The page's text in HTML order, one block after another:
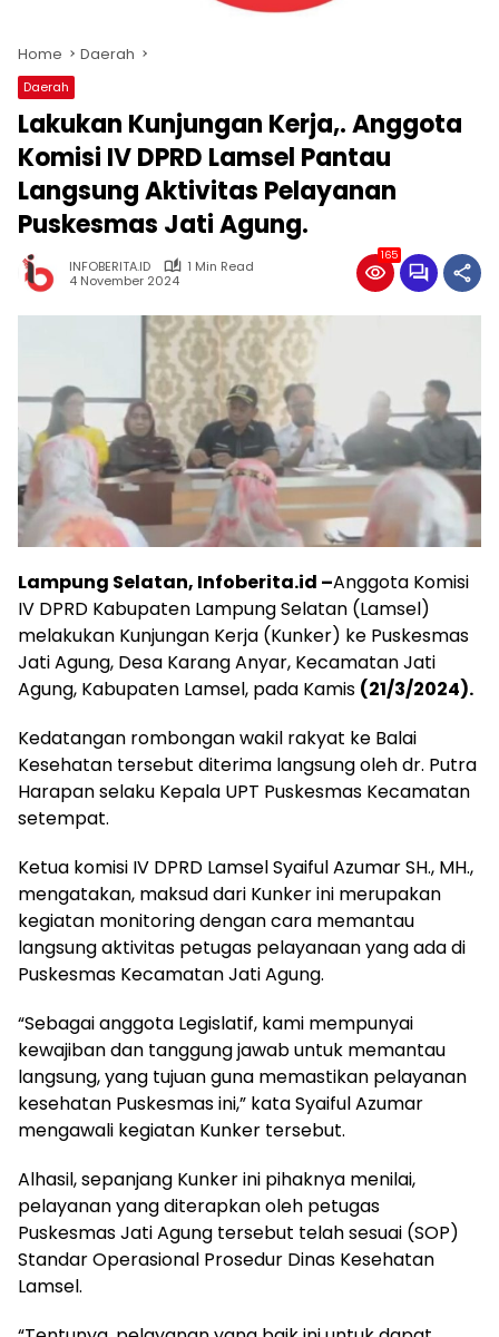
Home Daerah
Daerah
Lakukan Kunjungan Kerja,. Anggota
Komisi IV DPRD Lamsel Pantau
Langsung Aktivitas Pelayanan
Puskesmas Jati Agung.
INFOBERITA.ID
1 Min Read
4 November 2024
165
Lampung Selatan, Infoberita.id –Anggota Komisi
IV DPRD Kabupaten Lampung Selatan (Lamsel)
melakukan Kunjungan Kerja (Kunker) ke Puskesmas
Jati Agung, Desa Karang Anyar, Kecamatan Jati
Agung, Kabupaten Lamsel, pada Kamis (21/3/2024).
Kedatangan rombongan wakil rakyat ke Balai
Kesehatan tersebut diterima langsung oleh dr. Putra
Harapan selaku Kepala UPT Puskesmas Kecamatan
setempat.
Ketua komisi IV DPRD Lamsel Syaiful Azumar SH., MH.,
mengatakan, maksud dari Kunker ini merupakan
kegiatan monitoring dengan cara memantau
langsung aktivitas petugas pelayanaan yang ada di
Puskesmas Kecamatan Jati Agung.
“Sebagai anggota Legislatif, kami mempunyai
kewajiban dan tanggung jawab untuk memantau
langsung, yang tujuan guna memastikan pelayanan
kesehatan Puskesmas ini,” kata Syaiful Azumar
mengawali kegiatan Kunker tersebut.
Alhasil, sepanjang Kunker ini pihaknya menilai,
pelayanan yang diterapkan oleh petugas
Puskesmas Jati Agung tersebut telah sesuai (SOP)
Standar Operasional Prosedur Dinas Kesehatan
Lamsel.